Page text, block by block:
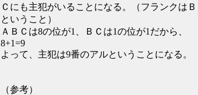
Ｃにも主犯がいることになる。（フランクは
ということ）
ＡＢＣは8の位が1、ＢＣは1の位が1だから、
8+1=9
よって、主犯は9番のアルということになる。
（参考）